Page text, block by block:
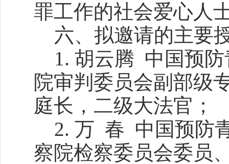
罪工作的社会爱心人
六、拟邀请的主要
1. 胡云腾 中国预
院审判委员会副部级
庭长，二级大法官；
2. 万 春 中国预防
察院检察委员会委员